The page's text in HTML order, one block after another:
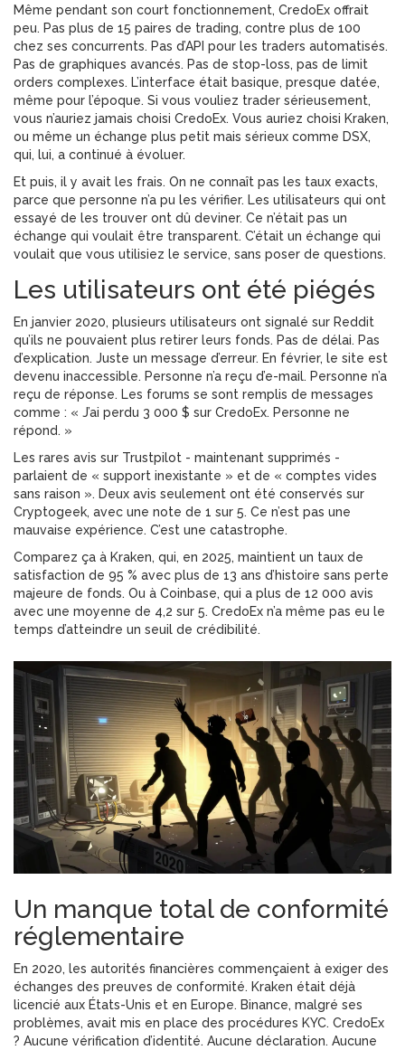
Même pendant son court fonctionnement, CredoEx offrait
peu. Pas plus de 15 paires de trading, contre plus de 100
chez ses concurrents. Pas d’API pour les traders automatisés.
Pas de graphiques avancés. Pas de stop-loss, pas de limit
orders complexes. L’interface était basique, presque datée,
même pour l’époque. Si vous vouliez trader sérieusement,
vous n’auriez jamais choisi CredoEx. Vous auriez choisi Kraken,
ou même un échange plus petit mais sérieux comme DSX,
qui, lui, a continué à évoluer.
Et puis, il y avait les frais. On ne connaît pas les taux exacts,
parce que personne n’a pu les vérifier. Les utilisateurs qui ont
essayé de les trouver ont dû deviner. Ce n’était pas un
échange qui voulait être transparent. C’était un échange qui
voulait que vous utilisiez le service, sans poser de questions.
Les utilisateurs ont été piégés
En janvier 2020, plusieurs utilisateurs ont signalé sur Reddit
qu’ils ne pouvaient plus retirer leurs fonds. Pas de délai. Pas
d’explication. Juste un message d’erreur. En février, le site est
devenu inaccessible. Personne n’a reçu d’e-mail. Personne n’a
reçu de réponse. Les forums se sont remplis de messages
comme : « J’ai perdu 3 000 $ sur CredoEx. Personne ne
répond. »
Les rares avis sur Trustpilot - maintenant supprimés -
parlaient de « support inexistante » et de « comptes vides
sans raison ». Deux avis seulement ont été conservés sur
Cryptogeek, avec une note de 1 sur 5. Ce n’est pas une
mauvaise expérience. C’est une catastrophe.
Comparez ça à Kraken, qui, en 2025, maintient un taux de
satisfaction de 95 % avec plus de 13 ans d’histoire sans perte
majeure de fonds. Ou à Coinbase, qui a plus de 12 000 avis
avec une moyenne de 4,2 sur 5. CredoEx n’a même pas eu le
temps d’atteindre un seuil de crédibilité.
Un manque total de conformité
réglementaire
En 2020, les autorités financières commençaient à exiger des
échanges des preuves de conformité. Kraken était déjà
licencié aux États-Unis et en Europe. Binance, malgré ses
problèmes, avait mis en place des procédures KYC. CredoEx
? Aucune vérification d’identité. Aucune déclaration. Aucune